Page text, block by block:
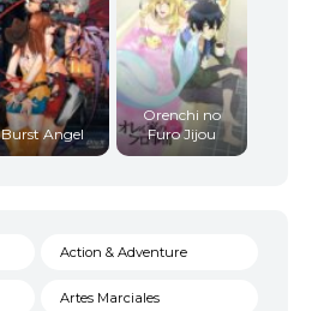
Burst Angel
Orenchi no
Furo Jijou
Action & Adventure
Artes Marciales